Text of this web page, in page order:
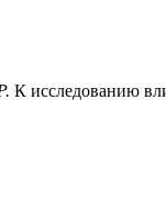
К исследованию